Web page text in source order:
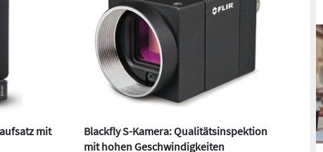
mit
Blackfly S-Kamera: Qualitätsinspektion
mit hohen Geschwindigkeiten